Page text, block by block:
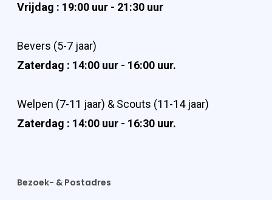
Vrijdag : 19:00 uur - 21:30 uur
Bevers (5-7 jaar)
Zaterdag : 14:00 uur - 16:00 uur.
Welpen (7-11 jaar) & Scouts (11-14 jaar)
Zaterdag : 14:00 uur - 16:30 uur.
Bezoek- & Postadres